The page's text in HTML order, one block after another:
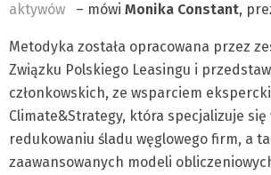
aktywów
– mówi Monika Constant,
Metodyka została opracowana przez
Związku Polskiego Leasingu i
członkowskich, ze wsparciem
Climate&Strategy, która specjalizuje się
redukowaniu śladu węglowego firm, a
zaawansowanych modeli